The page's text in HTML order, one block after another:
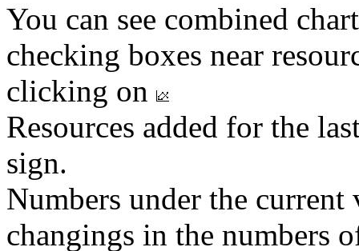
You can see combined
checking boxes near
clicking on
Resources added for the
sign.
Numbers under the
changings in the numbers